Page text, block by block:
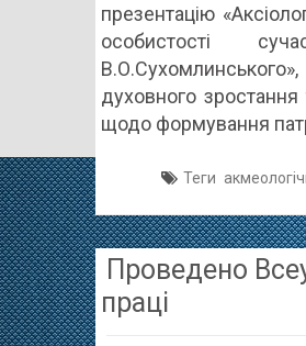
презентацію
особистості
духовного
щодо формування
Теги
Проведено
праці